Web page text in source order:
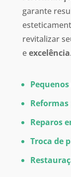
garante
revitalizar
eexcelência.
Reparos
Troca de